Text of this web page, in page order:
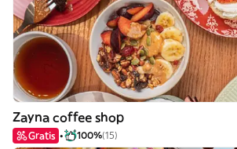
Zayna coffee shop
Gratis 100%(15)